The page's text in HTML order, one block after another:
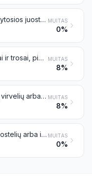
Apvytiniai siūlai, apvytosios juostelės arba panašūs dirbiniai, priskiriami 5404 arba 5405 pozicijai (išskyrus priskiriamus 5605 pozicijai ir apvytinius ašutų verpalus); šeniliniai siūlai (įskaitant plaušelių šenilinius (flock chenille) siūlus); apskritai megztieji – kilpoti siūlai (loop wale-yarn) MUITAS
0%
Virvės, virvelės, lynai ir trosai, pinti arba nepinti, apipinti arba neapipinti, įmirkyti arba neįmirkyti, padengti arba nepadengti, aptraukti arba neaptraukti guma arba plastikais MUITAS
8%
Tinklai, rišti iš virvių, virvelių arba lynų; gatavi žvejybos tinklai ir kiti gatavi tinklai iš tekstilės medžiagų MUITAS
8%
Dirbiniai iš siūlų, iš juostelių arba iš panašių dirbinių, priskiriamų 5404 arba 5405 pozicijai, iš virvių, virvelių, lynų arba trosų, nenurodyti kitoje vietoje MUITAS
0%